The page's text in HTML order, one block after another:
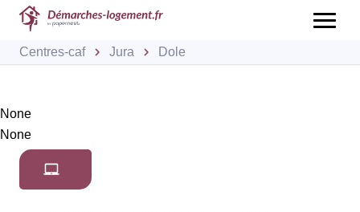
Centres-caf Jura Dole
None
None